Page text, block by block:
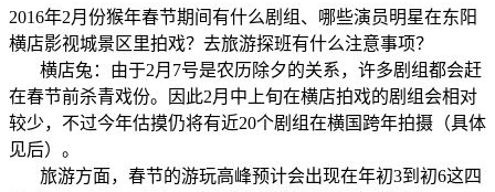
2016年2月份猴年春节期间有什么剧组、哪些演员明星在东阳
横店影视城景区里拍戏？去旅游探班有什么注意事项？
横店兔：由于2月7号是农历除夕的关系，许多剧组都会赶
在春节前杀青戏份。因此2月中上旬在横店拍戏的剧组会相对
较少，不过今年估摸仍将有近20个剧组在横国跨年拍摄（具体
见后）。
旅游方面，春节的游玩高峰预计会出现在年初3到初6这四